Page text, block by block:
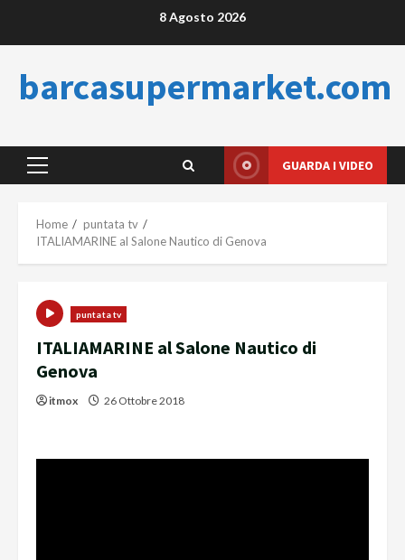
8 Agosto 2026
barcasupermarket.com
Primary
GUARDA I VIDEO
Home
puntata tv
ITALIAMARINE al Salone Nautico di Genova
puntata tv
ITALIAMARINE al Salone Nautico di
Genova
itmox 26 Ottobre 2018